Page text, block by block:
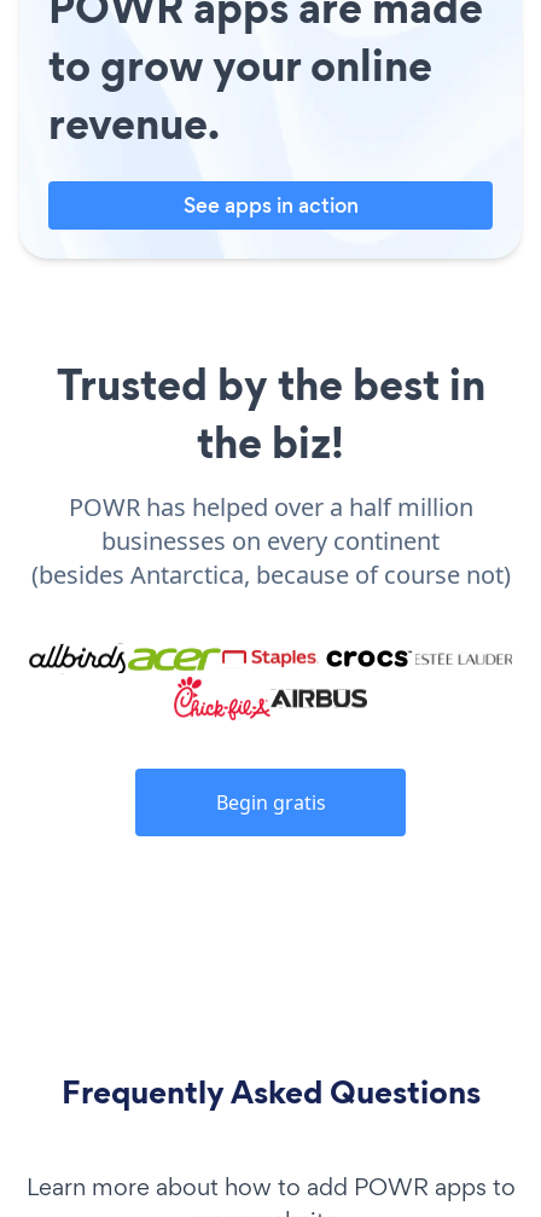
to grow your online
revenue.
See apps in action
Trusted by the best in
the biz!
POWR has helped over a half million
businesses on every continent
(besides Antarctica, because of course not)
Begin gratis
Frequently Asked Questions
Learn more about how to add POWR apps to